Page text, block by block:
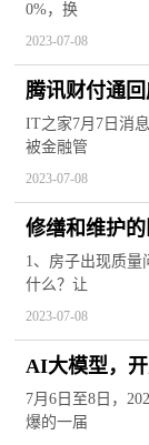
0%，换
2023-07-08
腾讯财付通
服从和落实
IT之家7月7日消
被金融管
2023-07-08
修缮和维护的
1、房子出现质量
什么？让
2023-07-08
AI大模型，
7月6日至8日，
爆的一届